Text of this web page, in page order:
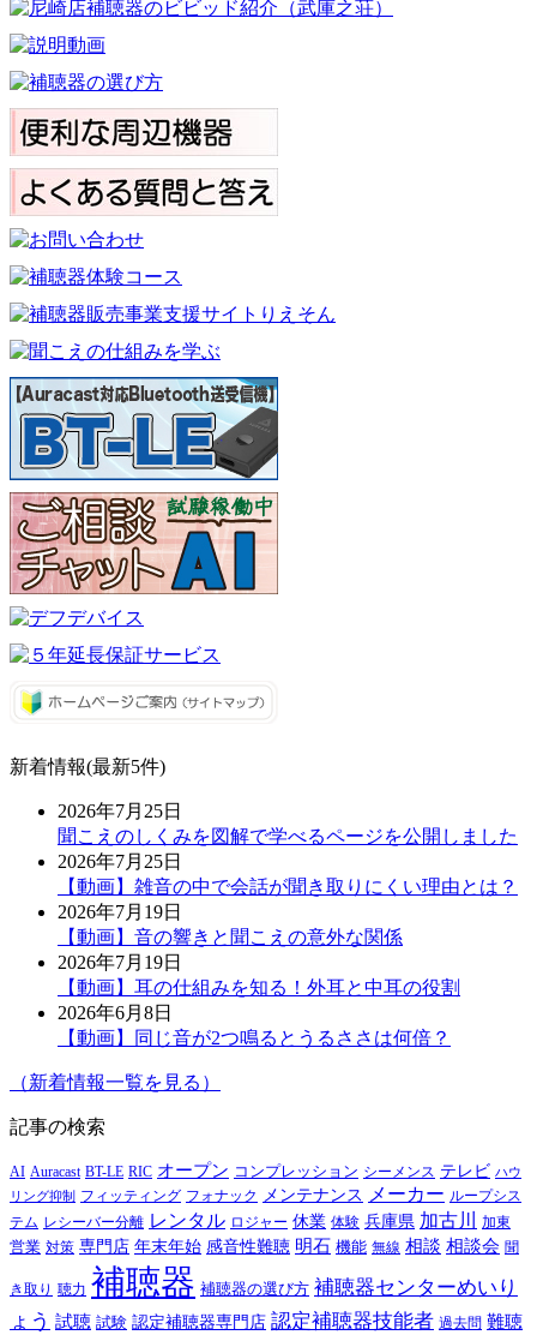
新着情報(最新5件)
2026年7月25日
聞こえのしくみを図解で学べるページを公開しました
2026年7月25日
【動画】雑音の中で会話が聞き取りにくい理由とは？
2026年7月19日
【動画】音の響きと聞こえの意外な関係
2026年7月19日
【動画】耳の仕組みを知る！外耳と中耳の役割
2026年6月8日
【動画】同じ音が2つ鳴るとうるささは何倍？
（新着情報一覧を見る）
記事の検索
AI Auracast BT-LE RIC オープン コンプレッション シーメンス テレビ ハウ
リング抑制
フィッティング フォナック メンテナンス メーカー ループシス
テム レシーバー分離 レンタル ロジャー 休業 体験 兵庫県 加古川 加東
営業 対策 専門店 年末年始 感音性難聴 明石 機能 無線 相談 相談会 聞
き取り 聴力 補聴器 補聴器の選び方 補聴器センターめいり
ょう 試聴 試験 認定補聴器専門店 認定補聴器技能者 過去問 難聴